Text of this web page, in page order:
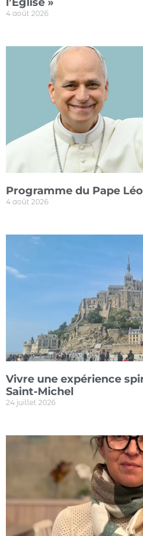
4 août 2026
Programme du Pape
4 août 2026
Vivre une expérience
Saint-Michel
24 juillet 2026